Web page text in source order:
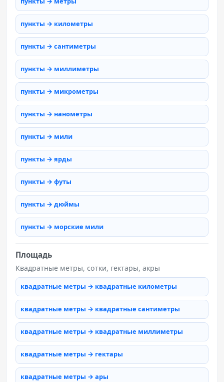
пункты → километры
пункты → сантиметры
пункты → миллиметры
пункты → микрометры
пункты → нанометры
пункты → мили
пункты → ярды
пункты → футы
пункты → дюймы
пункты → морские мили
Площадь
Квадратные метры, сотки, гектары, акры
квадратные метры → квадратные километры
квадратные метры → квадратные сантиметры
квадратные метры → квадратные миллиметры
квадратные метры → гектары
квадратные метры → ары